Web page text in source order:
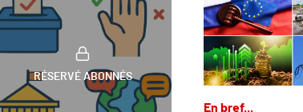
RÉSERVÉ ABONNÉS
En bref...